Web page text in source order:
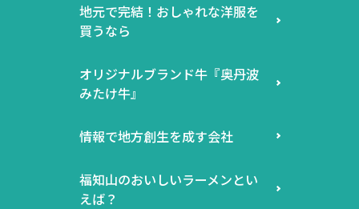
地元で完結！おしゃれな洋服を
買うなら
オリジナルブランド牛『奥丹波
みたけ牛』
情報で地方創生を成す会社
福知山のおいしいラーメンとい
えば？